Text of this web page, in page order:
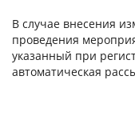
В случае внесения
проведения
указанный при
автоматическая